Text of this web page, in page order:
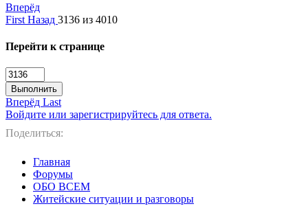
Вперёд
First Назад 3136 из 4010
Перейти к странице
Выполнить
Вперёд Last
Войдите или зарегистрируйтесь для ответа.
Поделиться:
Главная
Форумы
ОБО ВСЕМ
Житейские ситуации и разговоры